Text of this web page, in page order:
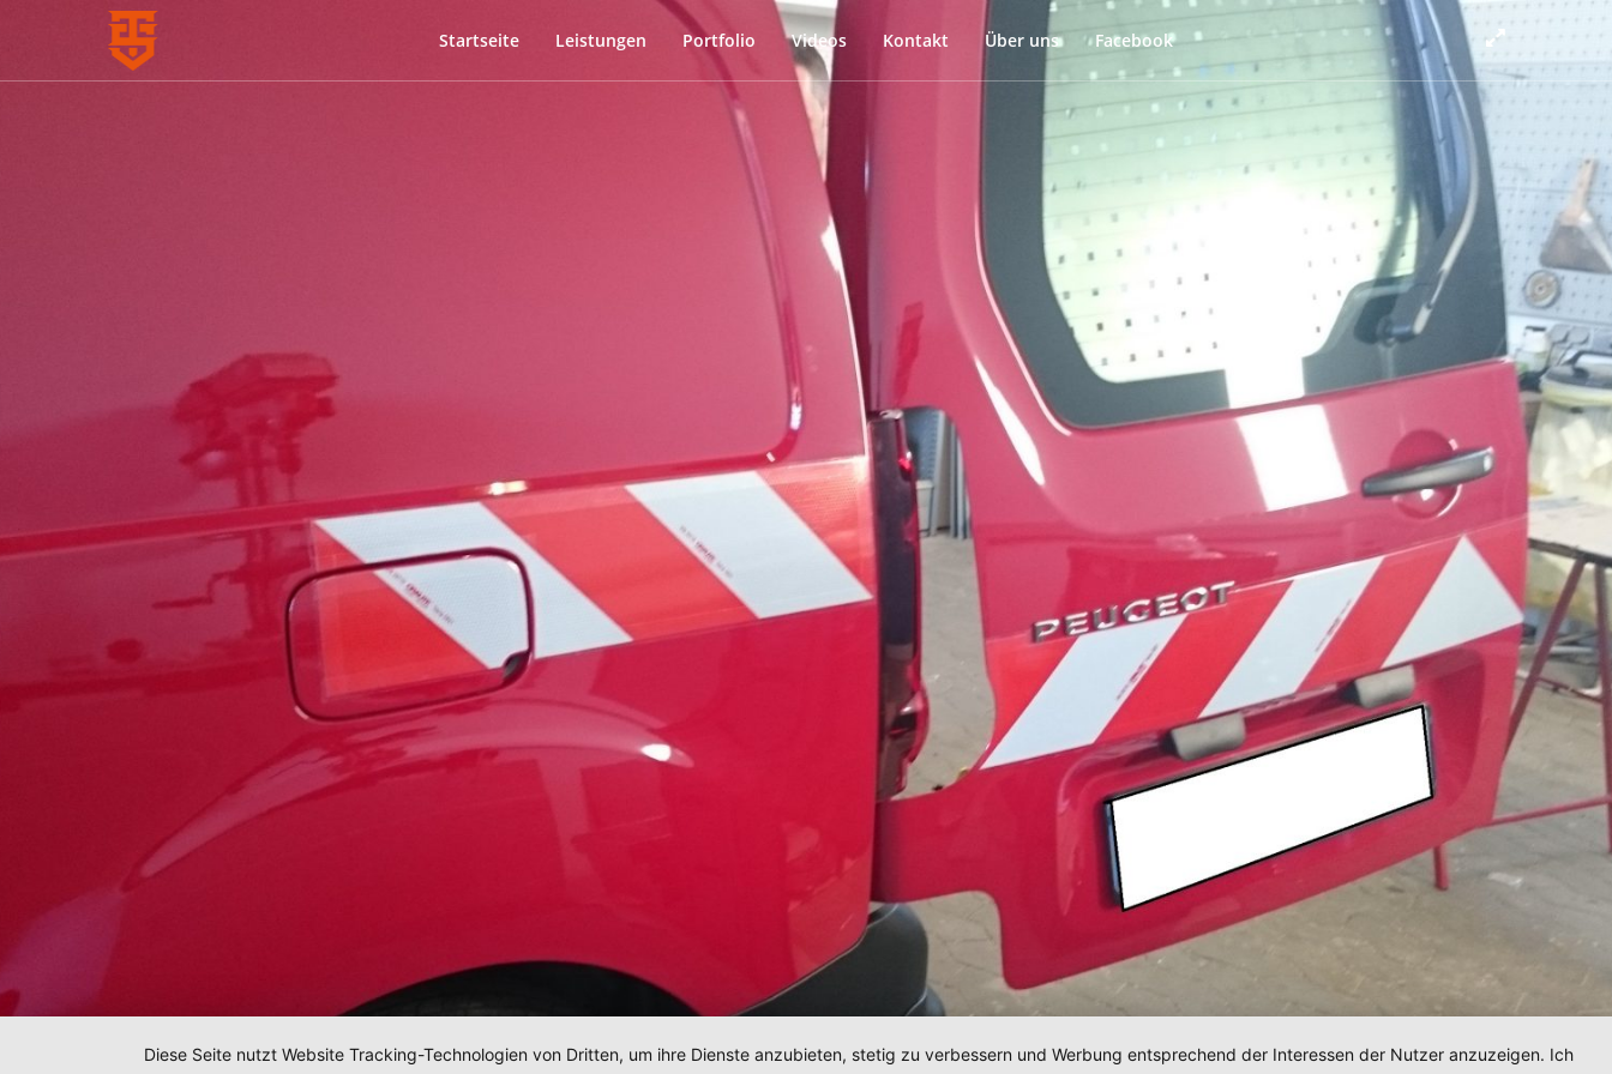
Startseite Leistungen Portfolio Videos Kontakt Über uns Facebook
Diese Seite nutzt Website Tracking-Technologien von Dritten, um ihre Dienste anzubieten, stetig zu verbessern und Werbung entsprechend der Interessen der Nutzer anzuzeigen. Ich